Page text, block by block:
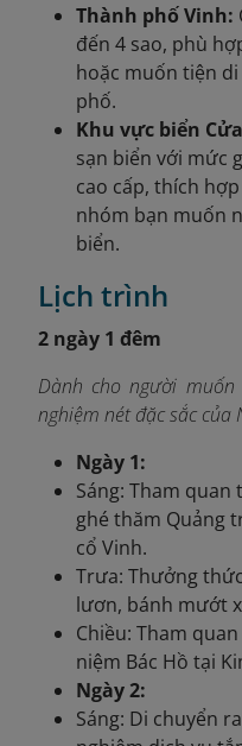
Thành phố Vinh:
đến 4 sao, phù
hoặc muốn tiện
phố.
Khu vực biển
sạn biển với mức
cao cấp, thích
nhóm bạn muốn
biển.
Lịch trình
2 ngày 1 đêm
Dành cho người
nghiệm nét đặc sắc của
Ngày 1:
Sáng: Tham
ghé thăm Quảng
cổ Vinh.
Trưa: Thưởng
lươn, bánh mướt
Chiều: Tham
niệm Bác Hồ tại
Ngày 2:
Sáng: Di chuyển